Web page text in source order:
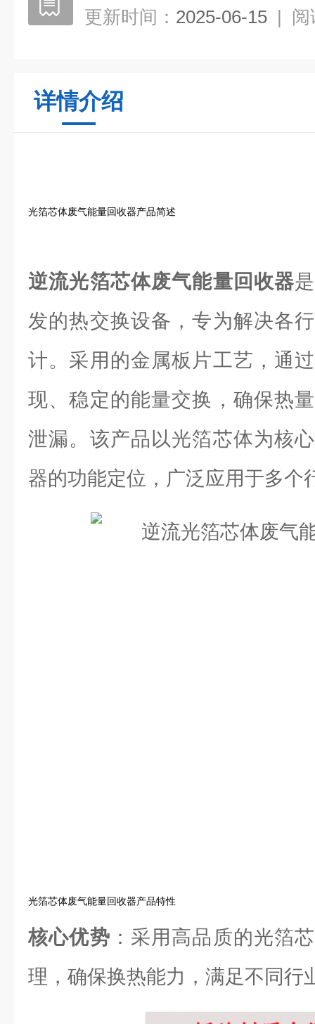
更新时间： 2025-06-15 | 阅
详情介绍
光箔芯体废气能量回收器产品简述
逆流光箔芯体废气能量回收器
发的热交换设备，专为解决各
计。采用的金属板片工艺，通
现、稳定的能量交换，确保热
泄漏。该产品以光箔芯体为核
器的功能定位，广泛应用于多个
光箔芯体废气能量回收器产品特性
核心优势 ：采用高品质的光箔
理，确保换热能力，满足不同行